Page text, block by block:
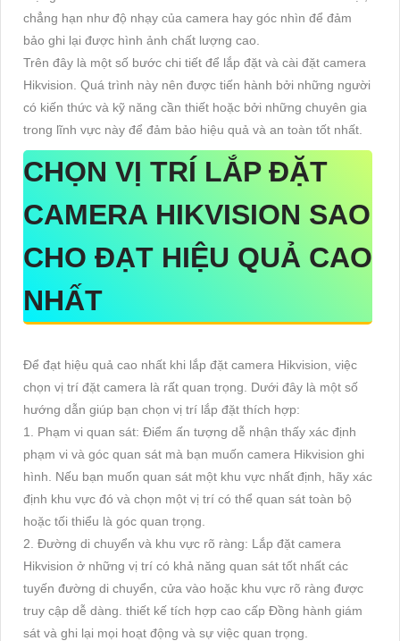
chẳng hạn như độ nhạy của camera hay góc nhìn để đảm
bảo ghi lại được hình ảnh chất lượng cao.
Trên đây là một số bước chi tiết để lắp đặt và cài đặt camera
Hikvision. Quá trình này nên được tiến hành bởi những người
có kiến thức và kỹ năng cần thiết hoặc bởi những chuyên gia
trong lĩnh vực này để đảm bảo hiệu quả và an toàn tốt nhất.
CHỌN VỊ TRÍ LẮP ĐẶT
CAMERA HIKVISION SAO
CHO ĐẠT HIỆU QUẢ CAO
NHẤT
Để đạt hiệu quả cao nhất khi lắp đặt camera Hikvision, việc
chọn vị trí đặt camera là rất quan trọng. Dưới đây là một số
hướng dẫn giúp bạn chọn vị trí lắp đặt thích hợp:
1. Phạm vi quan sát: Điểm ấn tượng dễ nhận thấy xác định
phạm vi và góc quan sát mà bạn muốn camera Hikvision ghi
hình. Nếu bạn muốn quan sát một khu vực nhất định, hãy xác
định khu vực đó và chọn một vị trí có thể quan sát toàn bộ
hoặc tối thiểu là góc quan trọng.
2. Đường di chuyển và khu vực rõ ràng: Lắp đặt camera
Hikvision ở những vị trí có khả năng quan sát tốt nhất các
tuyến đường di chuyển, cửa vào hoặc khu vực rõ ràng được
truy cập dễ dàng. thiết kế tích hợp cao cấp Đồng hành giám
sát và ghi lại mọi hoạt động và sự việc quan trọng.